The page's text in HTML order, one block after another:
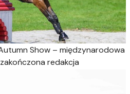
Show – międzynarodowa
redakcja